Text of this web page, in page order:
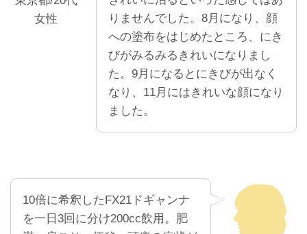
女性
りませんでした。8月になり、顔
への塗布をはじめたところ、にき
びがみるみるきれいになりまし
た。9月になるとにきびが出なく
なり、11月にはきれいな顔になり
ました。
10倍に希釈したFX21ドギャンナ
を一日3回に分け200cc飲用。肥